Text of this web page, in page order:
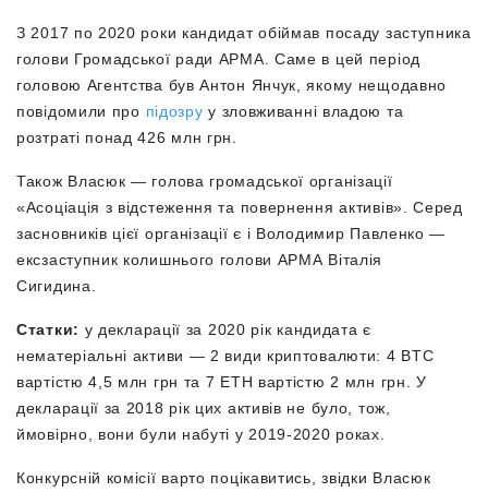
З 2017 по 2020 роки кандидат обіймав посаду заступника
голови Громадської ради АРМА. Саме в цей період
головою Агентства був Антон Янчук, якому нещодавно
повідомили про підозру у зловживанні владою та
розтраті понад 426 млн грн.
Також Власюк — голова громадської організації
«Асоціація з відстеження та повернення активів». Серед
засновників цієї організації є і Володимир Павленко —
ексзаступник колишнього голови АРМА Віталія
Сигидина.
Статки: у декларації за 2020 рік кандидата є
нематеріальні активи — 2 види криптовалюти: 4 BTC
вартістю 4,5 млн грн та 7 ETH вартістю 2 млн грн. У
декларації за 2018 рік цих активів не було, тож,
ймовірно, вони були набуті у 2019-2020 роках.
Конкурсній комісії варто поцікавитись, звідки Власюк